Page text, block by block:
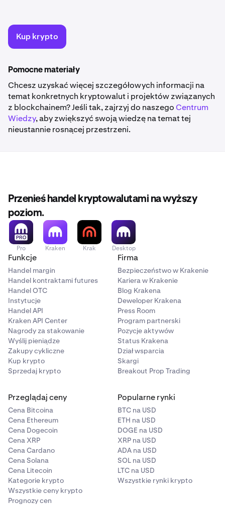
Kup krypto
Pomocne materiały
Chcesz uzyskać więcej szczegółowych informacji na
temat konkretnych kryptowalut i projektów związanych
z blockchainem? Jeśli tak, zajrzyj do naszego Centrum
Wiedzy, aby zwiększyć swoją wiedzę na temat tej
nieustannie rosnącej przestrzeni.
Przenieś handel kryptowalutami na wyższy
poziom.
Pro Kraken Krak Desktop
Funkcje
Handel margin
Handel kontraktami futures
Handel OTC
Instytucje
Handel API
Kraken API Center
Nagrody za stakowanie
Wyślij pieniądze
Zakupy cykliczne
Kup krypto
Sprzedaj krypto
Firma
Bezpieczeństwo w Krakenie
Kariera w Krakenie
Blog Krakena
Deweloper Krakena
Press Room
Program partnerski
Pozycje aktywów
Status Krakena
Dział wsparcia
Skargi
Breakout Prop Trading
Przeglądaj ceny
Cena Bitcoina
Cena Ethereum
Cena Dogecoin
Cena XRP
Cena Cardano
Cena Solana
Cena Litecoin
Kategorie krypto
Wszystkie ceny krypto
Prognozy cen
Popularne rynki
BTC na USD
ETH na USD
DOGE na USD
XRP na USD
ADA na USD
SOL na USD
LTC na USD
Wszystkie rynki krypto